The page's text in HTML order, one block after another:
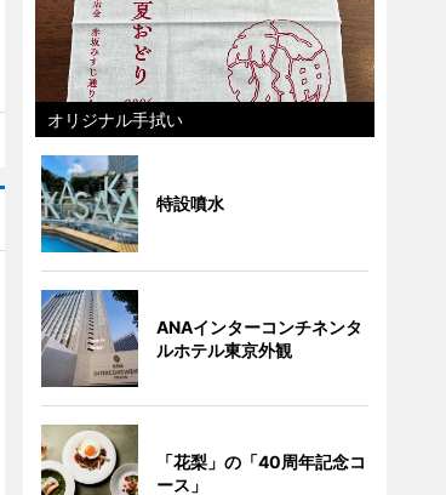
オリジナル手拭い
特設噴水
ANAインターコンチネンタ
ルホテル東京外観
「花梨」の「40周年記念コ
ース」